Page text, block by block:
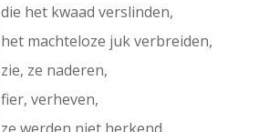
die het kwaad verslinden,
het machteloze juk verbreiden,
zie, ze naderen,
fier, verheven,